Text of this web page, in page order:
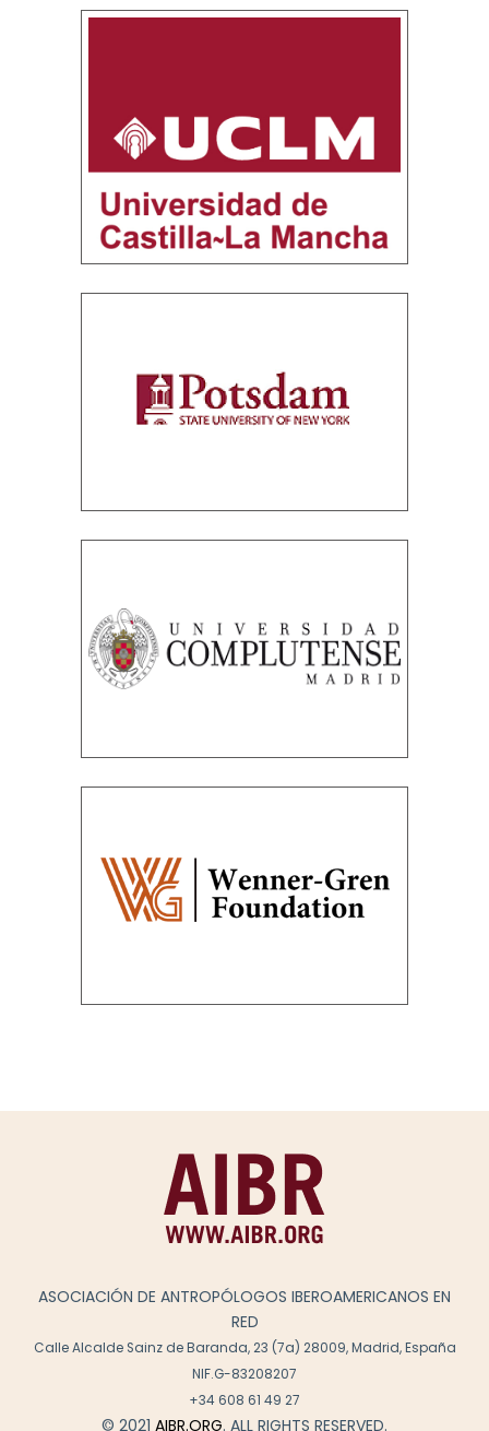
ASOCIACIÓN DE ANTROPÓLOGOS IBEROAMERICANOS EN
RED
Calle Alcalde Sainz de Baranda, 23 (7a) 28009, Madrid, España
NIF.G-83208207
+34 608 61 49 27
© 2021 AIBR.ORG. ALL RIGHTS RESERVED.